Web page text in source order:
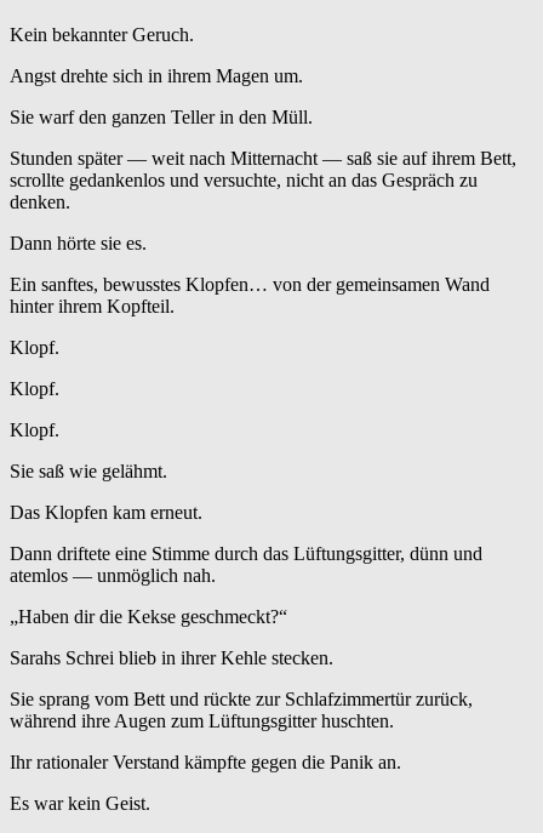
Kein bekannter Geruch.
Angst drehte sich in ihrem Magen um.
Sie warf den ganzen Teller in den Müll.
Stunden später — weit nach Mitternacht — saß sie auf ihrem Bett,
scrollte gedankenlos und versuchte, nicht an das Gespräch zu
denken.
Dann hörte sie es.
Ein sanftes, bewusstes Klopfen… von der gemeinsamen Wand
hinter ihrem Kopfteil.
Klopf.
Klopf.
Klopf.
Sie saß wie gelähmt.
Das Klopfen kam erneut.
Dann driftete eine Stimme durch das Lüftungsgitter, dünn und
atemlos — unmöglich nah.
„Haben dir die Kekse geschmeckt?“
Sarahs Schrei blieb in ihrer Kehle stecken.
Sie sprang vom Bett und rückte zur Schlafzimmer­tür zurück,
während ihre Augen zum Lüftungsgitter huschten.
Ihr rationaler Verstand kämpfte gegen die Panik an.
Es war kein Geist.